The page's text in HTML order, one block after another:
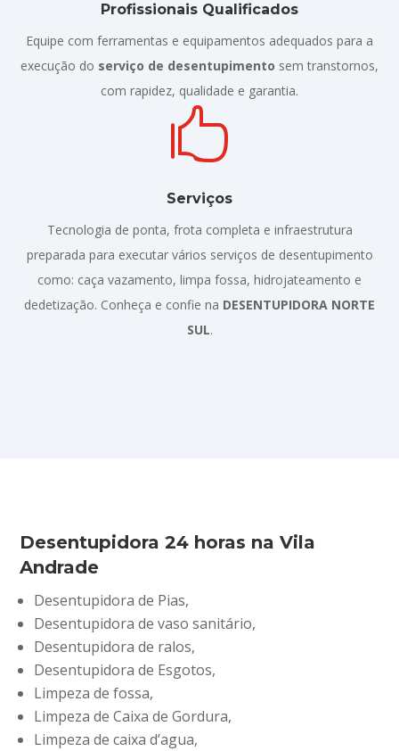
Profissionais Qualificados
Equipe com ferramentas e equipamentos adequados para a
execução do serviço de desentupimento sem transtornos,
com rapidez, qualidade e garantia.

Serviços
Tecnologia de ponta, frota completa e infraestrutura
preparada para executar vários serviços de desentupimento
como: caça vazamento, limpa fossa, hidrojateamento e
dedetização. Conheça e confie na DESENTUPIDORA NORTE
SUL.
Desentupidora 24 horas na Vila
Andrade
Desentupidora de Pias,
Desentupidora de vaso sanitário,
Desentupidora de ralos,
Desentupidora de Esgotos,
Limpeza de fossa,
Limpeza de Caixa de Gordura,
Limpeza de caixa d’agua,